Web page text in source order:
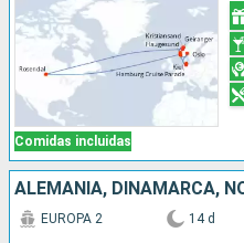
Comidas incluidas
EUROPA 2 14 d